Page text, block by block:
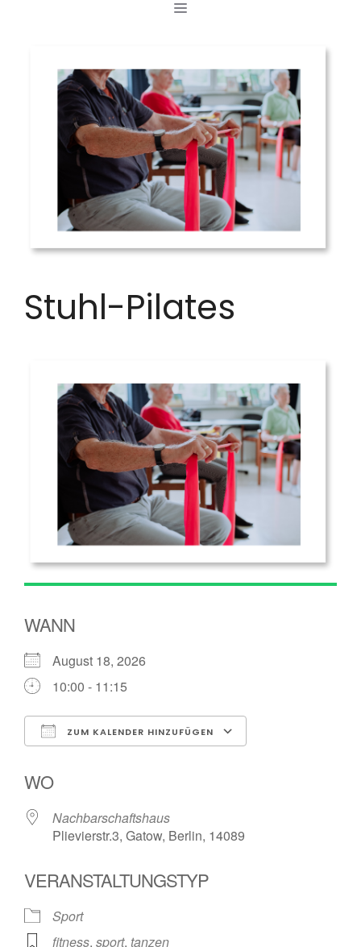
MENÜ
Stuhl-Pilates
WANN
August 18, 2026
10:00 - 11:15
ZUM KALENDER HINZUFÜGEN
WO
Nachbarschaftshaus
Plievierstr.3, Gatow, Berlin, 14089
VERANSTALTUNGSTYP
Sport
fitness, sport, tanzen